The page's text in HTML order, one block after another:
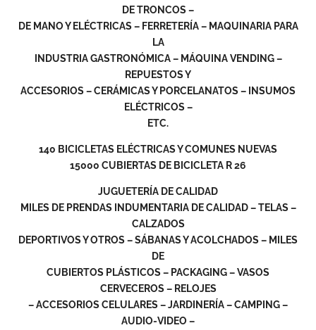
DE TRONCOS –
DE MANO Y ELÉCTRICAS – FERRETERÍA – MAQUINARIA PARA
LA
INDUSTRIA GASTRONÓMICA – MÁQUINA VENDING –
REPUESTOS Y
ACCESORIOS – CERÁMICAS Y PORCELANATOS – INSUMOS
ELÉCTRICOS –
ETC.
140 BICICLETAS ELÉCTRICAS Y COMUNES NUEVAS
15000 CUBIERTAS DE BICICLETA R 26
JUGUETERÍA DE CALIDAD
MILES DE PRENDAS INDUMENTARIA DE CALIDAD – TELAS –
CALZADOS
DEPORTIVOS Y OTROS – SÁBANAS Y ACOLCHADOS – MILES
DE
CUBIERTOS PLÁSTICOS – PACKAGING – VASOS
CERVECEROS – RELOJES
– ACCESORIOS CELULARES – JARDINERÍA – CAMPING –
AUDIO-VIDEO –